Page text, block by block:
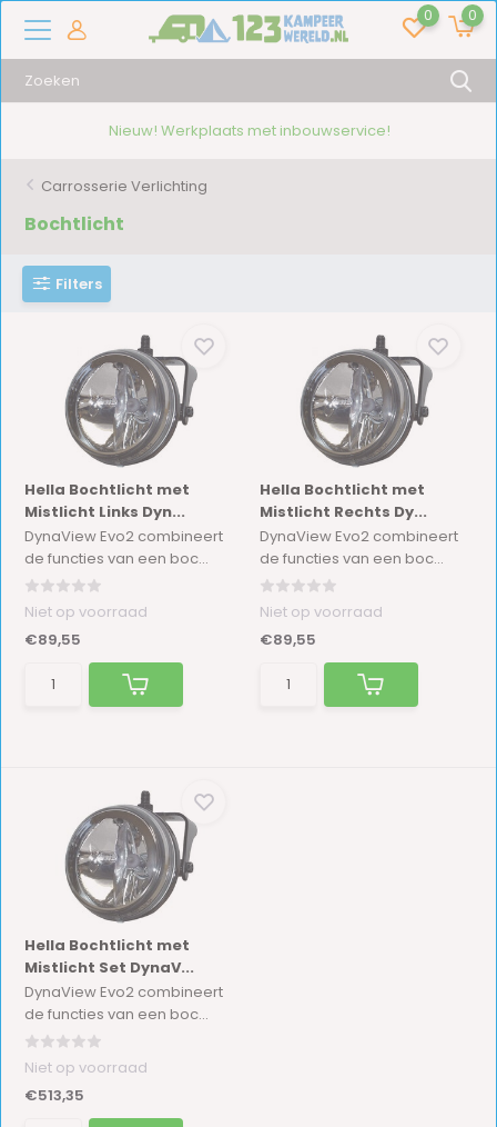
0 0
Nieuw! Werkplaats met inbouwservice!
Carrosserie Verlichting
Bochtlicht
Filters
Hella Bochtlicht met
Mistlicht Links Dyn...
DynaView Evo2 combineert
de functies van een boc...
Niet op voorraad
€89,55
Hella Bochtlicht met
Mistlicht Rechts Dy...
DynaView Evo2 combineert
de functies van een boc...
Niet op voorraad
€89,55
Hella Bochtlicht met
Mistlicht Set DynaV...
DynaView Evo2 combineert
de functies van een boc...
Niet op voorraad
€513,35